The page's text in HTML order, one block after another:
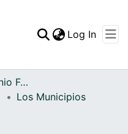
Statistics
Log In
Archivo del Patrimonio Fotográfico y Fílmico del Valle del Cauca
Los Municipios